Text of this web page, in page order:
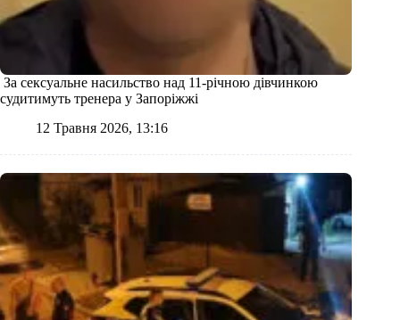
За сексуальне насильство над 11-річною дівчинкою
судитимуть тренера у Запоріжжі
12 Травня 2026, 13:16